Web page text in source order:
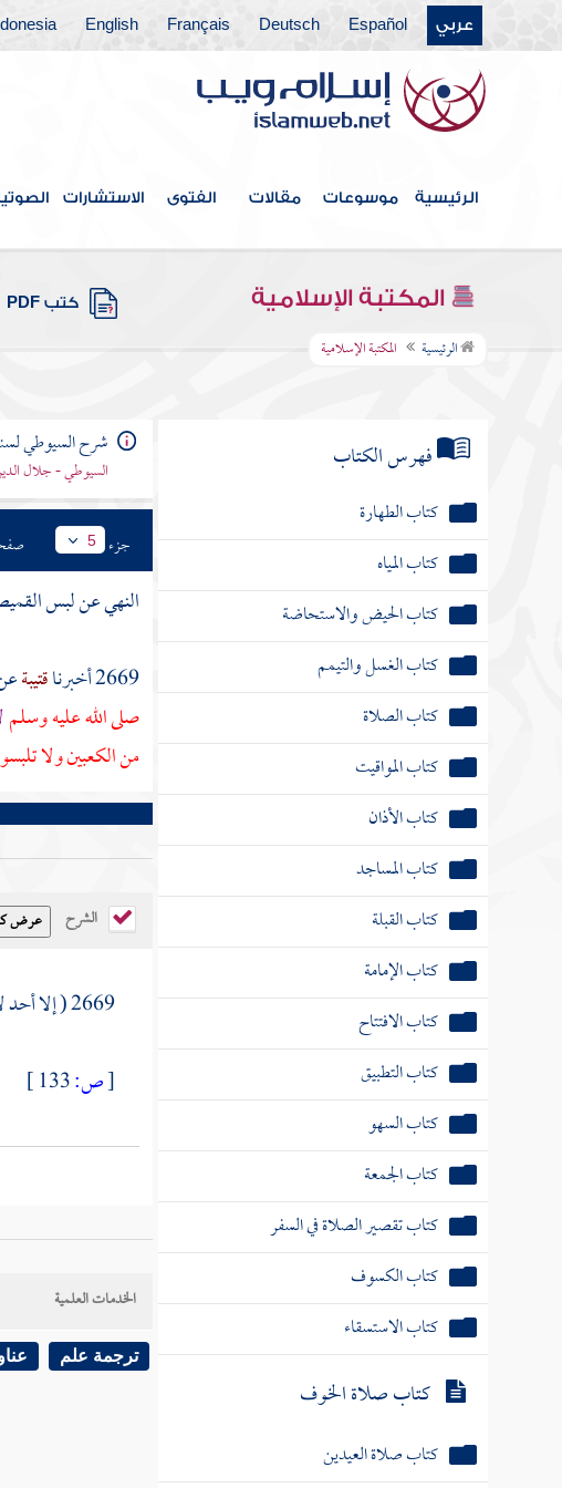
عربي Español
Deutsch
Français
English
الرئيسية موسوعات مقالات الفتوى الاستشارات
المكتبة الإسلامية كتب PDF
الرئيسية المكتبة الإسلامية
فهرس الكتاب
كتاب الطهارة
كتاب المياه
كتاب الحيض والاستحاضة
كتاب الغسل والتيمم
كتاب الصلاة
كتاب المواقيت
كتاب الأذان
كتاب المساجد
كتاب القبلة
كتاب الإمامة
كتاب الافتتاح
كتاب التطبيق
كتاب السهو
كتاب الجمعة
كتاب تقصير الصلاة في السفر
كتاب الكسوف
كتاب الاستسقاء
كتاب صلاة الخوف
كتاب صلاة العيدين
شرح السيوطي
السيوطي - جلال
جزء 5
النهي عن لبس
2669 أخبرنا
قتيبة
صلى الله عليه وسلم
من الكعبين ولا
الشرح
2669 ( إلا أحد لا يجد نعلين ) قال
[ص:
الخدمات العلمية
ترجمة علم